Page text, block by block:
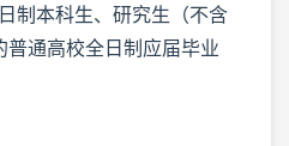
制本科生、研究生（不含
通高校全日制应届毕业